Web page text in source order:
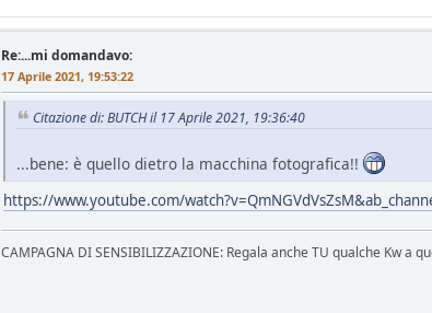
Re:...mi domandavo:
17 Aprile 2021, 19:53:22
Citazione di: BUTCH il 17 Aprile 2021, 19:36:40
...bene: è quello dietro la macchina fotografica!!
https://www.youtube.com/
CAMPAGNA DI SENSIBILIZZAZIONE: Regala anche TU qualche Kw a